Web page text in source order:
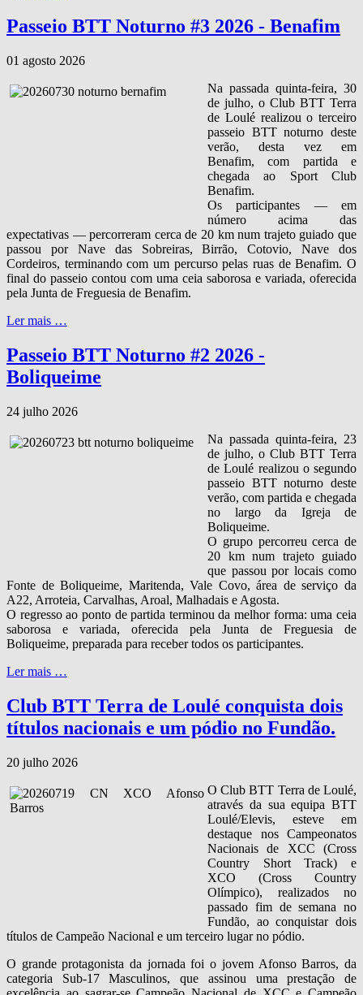
Passeio BTT Noturno #3 2026 - Benafim
01 agosto 2026
Na passada quinta‑feira, 30
de julho, o Club BTT Terra
de Loulé realizou o terceiro
passeio BTT noturno deste
verão, desta vez em
Benafim, com partida e
chegada ao Sport Club
Benafim.
Os participantes — em
número acima das
expectativas — percorreram cerca de 20 km num trajeto guiado que
passou por Nave das Sobreiras, Birrão, Cotovio, Nave dos
Cordeiros, terminando com um percurso pelas ruas de Benafim. O
final do passeio contou com uma ceia saborosa e variada, oferecida
pela Junta de Freguesia de Benafim.
Ler mais …
Passeio BTT Noturno #2 2026 -
Boliqueime
24 julho 2026
Na passada quinta‑feira, 23
de julho, o Club BTT Terra
de Loulé realizou o segundo
passeio BTT noturno deste
verão, com partida e chegada
no largo da Igreja de
Boliqueime.
O grupo percorreu cerca de
20 km num trajeto guiado
que passou por locais como
Fonte de Boliqueime, Maritenda, Vale Covo, área de serviço da
A22, Arroteia, Carvalhas, Aroal, Malhadais e Agosta.
O regresso ao ponto de partida terminou da melhor forma: uma ceia
saborosa e variada, oferecida pela Junta de Freguesia de
Boliqueime, preparada para receber todos os participantes.
Ler mais …
Club BTT Terra de Loulé conquista dois
títulos nacionais e um pódio no Fundão.
20 julho 2026
O Club BTT Terra de Loulé,
através da sua equipa BTT
Loulé/Elevis, esteve em
destaque nos Campeonatos
Nacionais de XCC (Cross
Country Short Track) e
XCO (Cross Country
Olímpico), realizados no
passado fim de semana no
Fundão, ao conquistar dois
títulos de Campeão Nacional e um terceiro lugar no pódio.
O grande protagonista da jornada foi o jovem Afonso Barros, da
categoria Sub‑17 Masculinos, que assinou uma prestação de